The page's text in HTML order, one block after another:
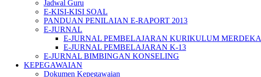
Jadwal Guru
E-KISI-KISI SOAL
PANDUAN PENILAIAN E-RAPORT 2013
E-JURNAL
E-JURNAL PEMBELAJARAN KURIKULUM MERDEKA
E-JURNAL PEMBELAJARAN K-13
E-JURNAL BIMBINGAN KONSELING
KEPEGAWAIAN
Dokumen Kepegawaian